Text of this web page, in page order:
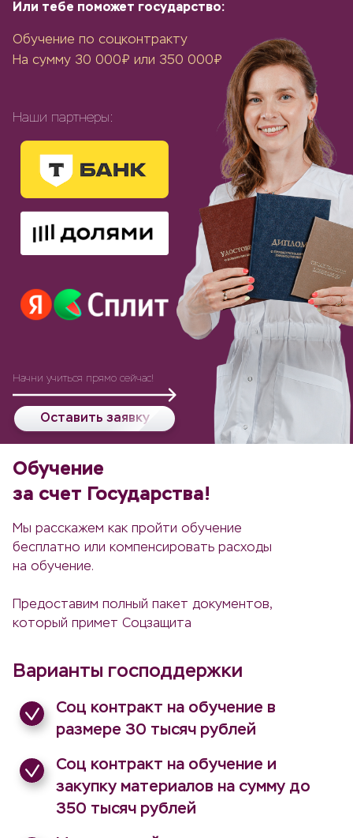
Наши партнеры:
Или тебе поможет государство:
Обучение по соцконтракту
На сумму 30 000₽ или 350 000₽
Начни учиться прямо сейчас!
Оставить заявку
Обучение
за счет Государства!
Мы расскажем как пройти обучение
бесплатно или компенсировать расходы
на обучение.
Предоставим полный пакет документов,
который примет Соцзащита
Варианты господдержки
Соц контракт на обучение в
размере 30 тысяч рублей
Соц контракт на обучение и
закупку материалов на сумму до
350 тысяч рублей